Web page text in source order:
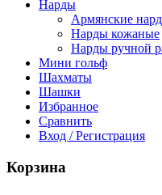
Нарды
Армянские
Нарды кожаные
Нарды ручной
Мини гольф
Шахматы
Шашки
Избранное
Сравнить
Вход / Регистрация
Корзина